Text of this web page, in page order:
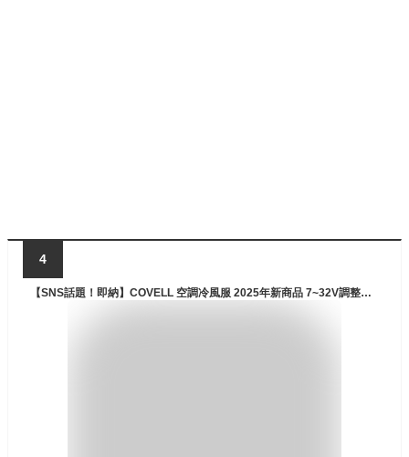
4
【SNS話題！即納】COVELL 空調冷風服 2025年新商品 7~32V調整可能 専用充電器付属 チタンコーティング加工 UPF50+ 最大約46時稼働 通気 速乾 空調作業服 空調ベスト ファンバッテリーセット S～5XL 熱中症対策 プレゼント 1年保証 【P002】